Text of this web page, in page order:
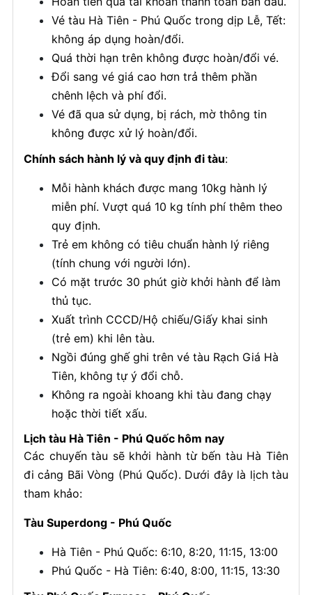
Vé tàu Hà Tiên - Phú Quốc trong dịp Lễ, Tết:
không áp dụng hoàn/đổi.
Quá thời hạn trên không được hoàn/đổi vé.
Đổi sang vé giá cao hơn trả thêm phần
chênh lệch và phí đổi.
Vé đã qua sử dụng, bị rách, mờ thông tin
không được xử lý hoàn/đổi.
Chính sách hành lý và quy định đi tàu:
Mỗi hành khách được mang 10kg hành lý
miễn phí. Vượt quá 10 kg tính phí thêm theo
quy định.
Trẻ em không có tiêu chuẩn hành lý riêng
(tính chung với người lớn).
Có mặt trước 30 phút giờ khởi hành để làm
thủ tục.
Xuất trình CCCD/Hộ chiếu/Giấy khai sinh
(trẻ em) khi lên tàu.
Ngồi đúng ghế ghi trên vé tàu Rạch Giá Hà
Tiên, không tự ý đổi chỗ.
Không ra ngoài khoang khi tàu đang chạy
hoặc thời tiết xấu.
Lịch tàu Hà Tiên - Phú Quốc hôm nay
Các chuyến tàu sẽ khởi hành từ bến tàu Hà Tiên
đi cảng Bãi Vòng (Phú Quốc). Dưới đây là lịch tàu
tham khảo:
Tàu Superdong - Phú Quốc
Hà Tiên - Phú Quốc: 6:10, 8:20, 11:15, 13:00
Phú Quốc - Hà Tiên: 6:40, 8:00, 11:15, 13:30